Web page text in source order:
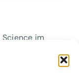
Science im